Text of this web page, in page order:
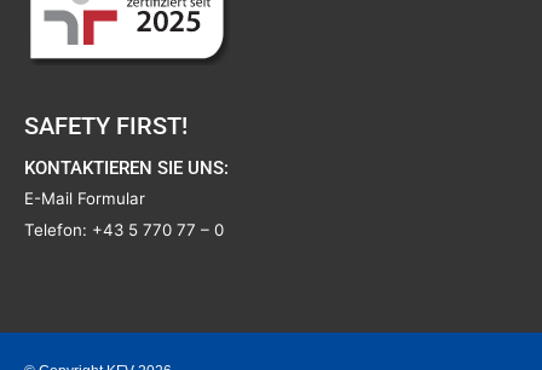
SAFETY FIRST!
KONTAKTIEREN SIE UNS:
E-Mail Formular
Telefon: +43 5 770 77 – 0